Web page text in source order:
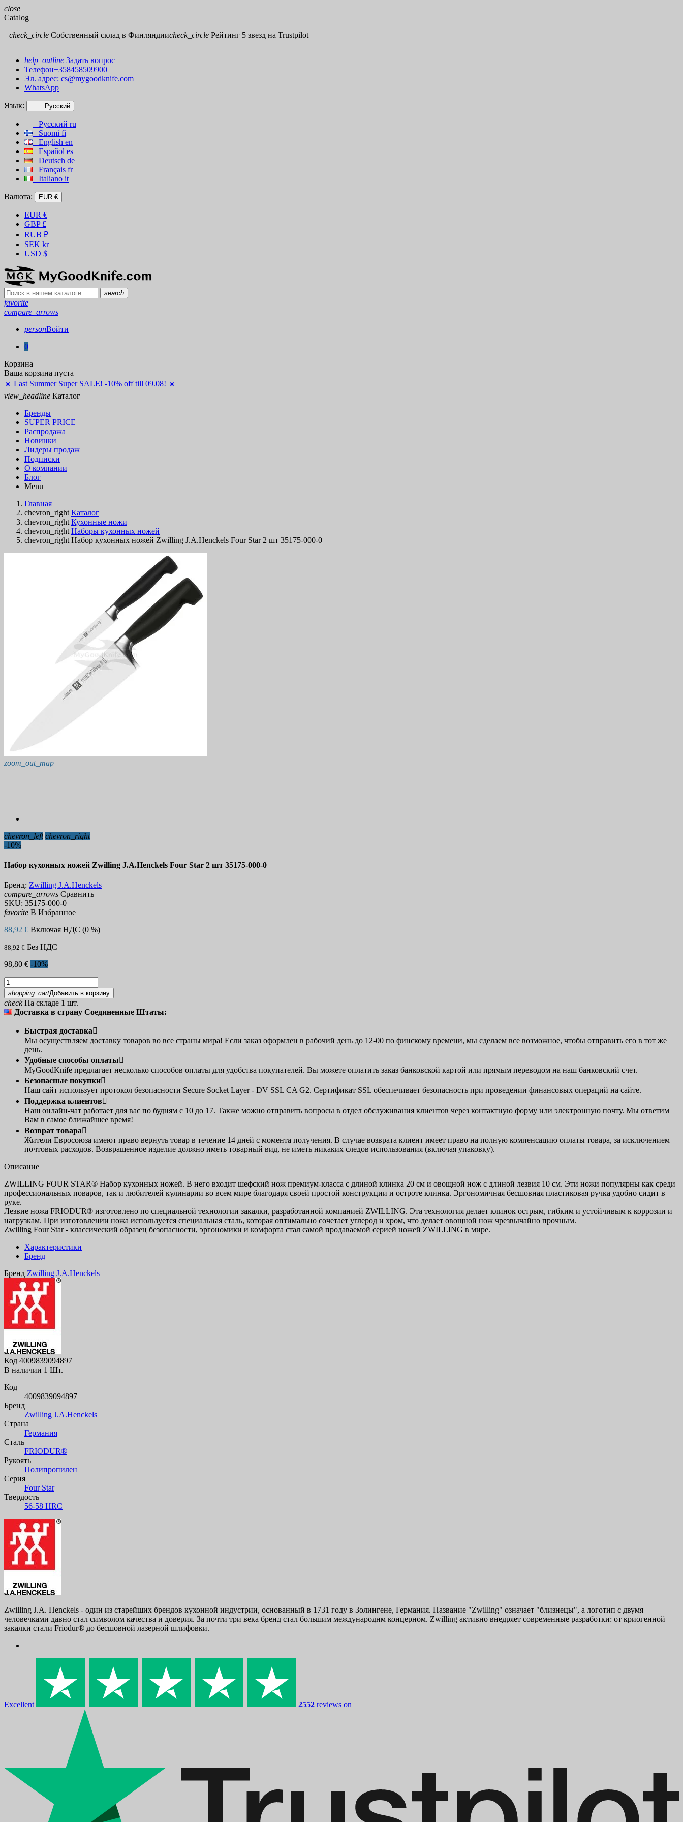
close
Catalog
check_circle Собственный склад в Финляндииcheck_circle Рейтинг 5 звезд на Trustpilot
help_outline Задать вопрос
Телефон+358458509900
Эл. адрес: cs@mygoodknife.com
WhatsApp
Язык: Русский
Русский ru
Suomi fi
English en
Español es
Deutsch de
Français fr
Italiano it
Валюта: EUR €
EUR €
GBP £
RUB ₽
SEK kr
USD $
search
favorite
compare_arrows
personВойти
0
Корзина
Ваша корзина пуста
☀️ ️Last Summer Super SALE! -10% off till 09.08! ☀️
view_headline Каталог
Бренды
SUPER PRICE
Распродажа
Новинки
Лидеры продаж
Подписки
О компании
Блог
Menu
Главная
chevron_right Каталог
chevron_right Кухонные ножи
chevron_right Наборы кухонных ножей
chevron_right Набор кухонных ножей Zwilling J.A.Henckels Four Star 2 шт 35175-000-0
zoom_out_map
chevron_left chevron_right
-10%
Набор кухонных ножей Zwilling J.A.Henckels Four Star 2 шт 35175-000-0
Бренд: Zwilling J.A.Henckels
compare_arrows Сравнить
SKU: 35175-000-0
favorite В Избранное
88,92 € Включая НДС (0 %)
88,92 € Без НДС
98,80 € -10%
shopping_cartДобавить в корзину
checkНа складе 1 шт.
Доставка в страну Соединенные Штаты:
Быстрая доставка
Мы осуществляем доставку товаров во все страны мира! Если заказ оформлен в рабочий день до 12-00 по финскому времени, мы сделаем все возможное, чтобы отправить его в тот же
день.
Удобные способы оплаты
MyGoodKnife предлагает несколько способов оплаты для удобства покупателей. Вы можете оплатить заказ банковской картой или прямым переводом на наш банковский счет.
Безопасные покупки
Наш сайт использует протокол безопасности Secure Socket Layer - DV SSL CA G2. Сертификат SSL обеспечивает безопасность при проведении финансовых операций на сайте.
Поддержка клиентов
Наш онлайн-чат работает для вас по будням с 10 до 17. Также можно отправить вопросы в отдел обслуживания клиентов через контактную форму или электронную почту. Мы ответим
Вам в самое ближайшее время!
Возврат товара
Жители Евросоюза имеют право вернуть товар в течение 14 дней с момента получения. В случае возврата клиент имеет право на полную компенсацию оплаты товара, за исключением
почтовых расходов. Возвращенное изделие должно иметь товарный вид, не иметь никаких следов использования (включая упаковку).
Описание
ZWILLING FOUR STAR® Набор кухонных ножей. В него входит шефский нож премиум-класса с длиной клинка 20 см и овощной нож с длиной лезвия 10 см. Эти ножи популярны как среди
профессиональных поваров, так и любителей кулинарии во всем мире благодаря своей простой конструкции и остроте клинка. Эргономичная бесшовная пластиковая ручка удобно сидит в
руке.
Лезвие ножа FRIODUR® изготовлено по специальной технологии закалки, разработанной компанией ZWILLING. Эта технология делает клинок острым, гибким и устойчивым к коррозии и
нагрузкам. При изготовлении ножа используется специальная сталь, которая оптимально сочетает углерод и хром, что делает овощной нож чрезвычайно прочным.
Zwilling Four Star - классический образец безопасности, эргономики и комфорта стал самой продаваемой серией ножей ZWILLING в мире.
Характеристики
Бренд
Бренд Zwilling J.A.Henckels
Код 4009839094897
В наличии 1 Шт.
Код
4009839094897
Бренд
Zwilling J.A.Henckels
Страна
Германия
Сталь
FRIODUR®
Рукоять
Полипропилен
Серия
Four Star
Твердость
56-58 HRC
Zwilling J.A. Henckels - один из старейших брендов кухонной индустрии, основанный в 1731 году в Золингене, Германия. Название "Zwilling" означает "близнецы", а логотип с двумя
человечками давно стал символом качества и доверия. За почти три века бренд стал большим международнм концерном. Zwilling активно внедряет современные разработки: от криогенной
закалки стали Friodur® до бесшовной лазерной шлифовки.
Excellent 2552 reviews on